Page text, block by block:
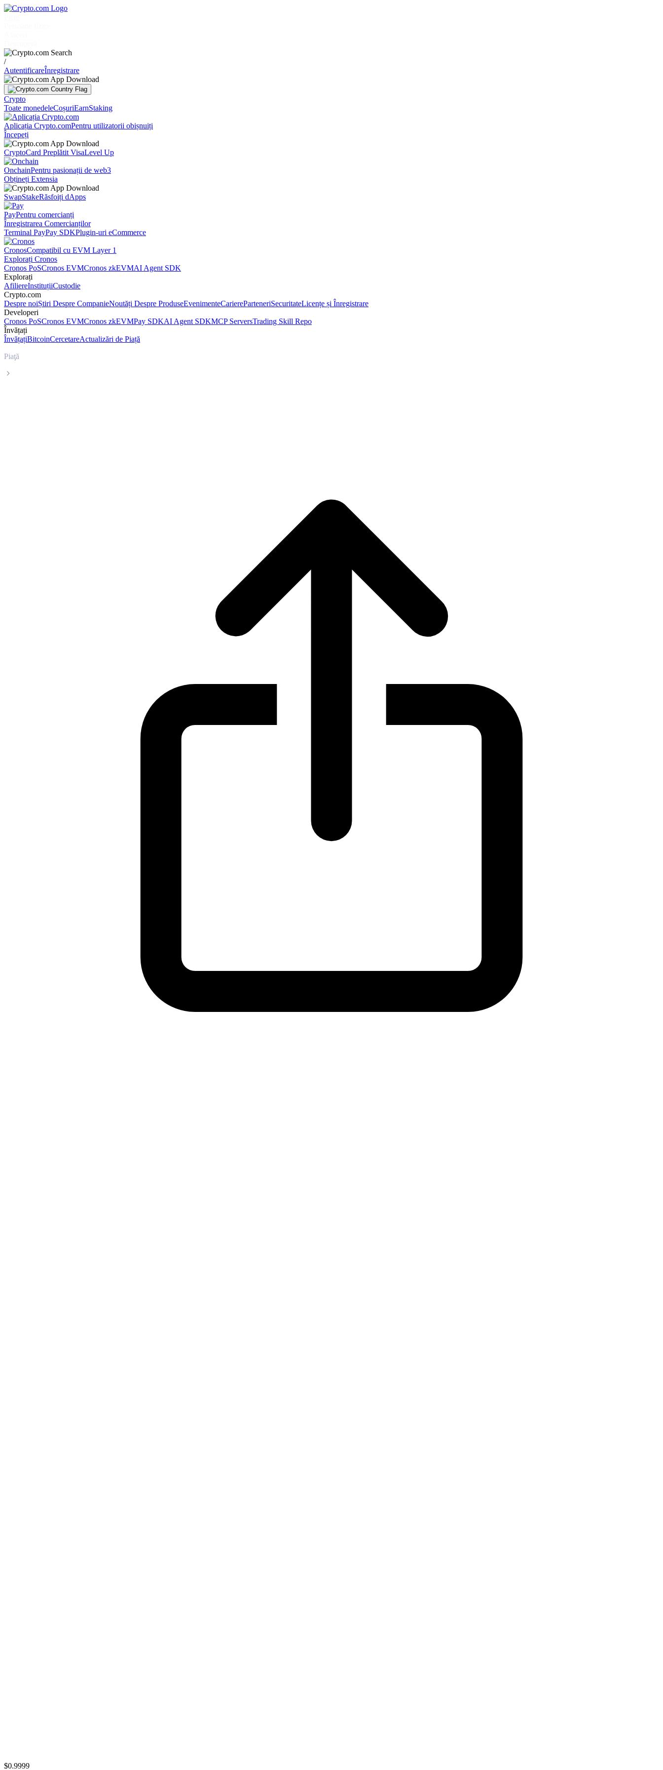
/
AutentificareÎnregistrare
Crypto
Toate monedeleCoșuriEarnStaking
Aplicația Crypto.comPentru utilizatorii obișnuiți
Începeți
CryptoCard Preplătit VisaLevel Up
OnchainPentru pasionații de web3
Obțineți Extensia
SwapStakeRăsfoiți dApps
PayPentru comercianți
Înregistrarea Comercianților
Terminal PayPay SDKPlugin-uri eCommerce
CronosCompatibil cu EVM Layer 1
Explorați Cronos
Cronos PoSCronos EVMCronos zkEVMAI Agent SDK
Explorați
AfiliereInstituțiiCustodie
Crypto.com
Despre noiȘtiri Despre CompanieNoutăți Despre ProduseEvenimenteCariereParteneriSecuritateLicențe și Înregistrare
Developeri
Cronos PoSCronos EVMCronos zkEVMPay SDKAI Agent SDKMCP ServersTrading Skill Repo
Învățați
ÎnvățațiBitcoinCercetareActualizări de Piață
Piaţă
$0.9999